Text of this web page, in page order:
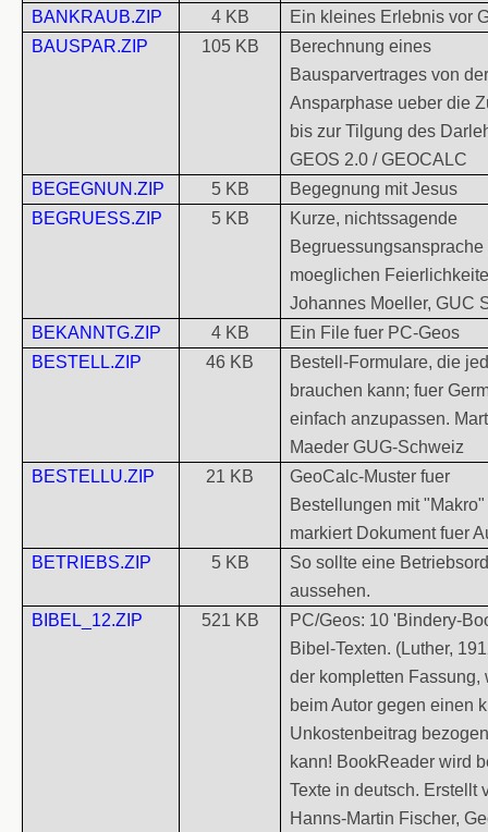
BANKRAUB.ZIP 4 KB
Ein kleines Erlebnis vor
BAUSPAR.ZIP
105 KB
Berechnung eines
Bausparvertrages von der
Ansparphase ueber die
bis zur Tilgung des
GEOS 2.0 / GEOCALC
BEGEGNUN.ZIP
5 KB
Begegnung mit Jesus
BEGRUESS.ZIP
5 KB
Kurze, nichtssagende
Begruessungsansprache
moeglichen
Johannes Moeller, GUC
BEKANNTG.ZIP
4 KB
Ein File fuer PC-Geos
BESTELL.ZIP
46 KB
Bestell-Formulare, die
brauchen kann; fuer
einfach anzupassen.
Maeder GUG-Schweiz
BESTELLU.ZIP
21 KB
GeoCalc-Muster fuer
Bestellungen mit
markiert Dokument fuer
BETRIEBS.ZIP
5 KB
So sollte eine
aussehen.
BIBEL_12.ZIP
521 KB
PC/Geos: 10 'Bindery-
Bibel-Texten. (Luther,
der kompletten Fassung,
beim Autor gegen einen
Unkostenbeitrag
kann! BookReader wird
Texte in deutsch. Erstellt
Hanns-Martin Fischer,